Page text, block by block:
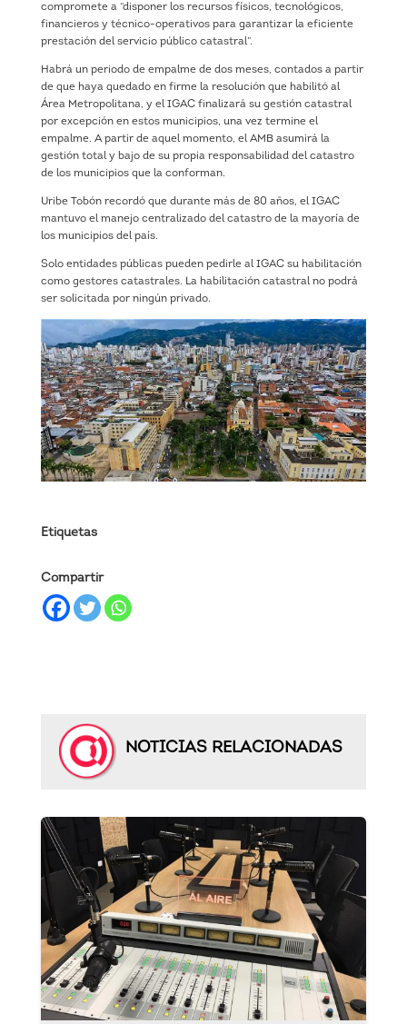
compromete a “disponer los recursos físicos, tecnológicos,
financieros y técnico-operativos para garantizar la eficiente
prestación del servicio público catastral”.
Habrá un periodo de empalme de dos meses, contados a partir
de que haya quedado en firme la resolución que habilitó al
Área Metropolitana, y el IGAC finalizará su gestión catastral
por excepción en estos municipios, una vez termine el
empalme. A partir de aquel momento, el AMB asumirá la
gestión total y bajo de su propia responsabilidad del catastro
de los municipios que la conforman.
Uribe Tobón recordó que durante más de 80 años, el IGAC
mantuvo el manejo centralizado del catastro de la mayoría de
los municipios del país.
Solo entidades públicas pueden pedirle al IGAC su habilitación
como gestores catastrales. La habilitación catastral no podrá
ser solicitada por ningún privado.
Etiquetas
Compartir
NOTICIAS RELACIONADAS